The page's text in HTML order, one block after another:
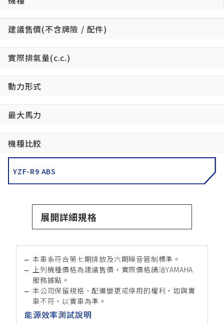
建議售價(不含牌險 / 配件)
實際排氣量(c.c.)
動力形式
最大馬力
機種比較
YZF-R9 ABS
展開詳細規格
本車系符合第七期排放及六期噪音管制標準。
上列機種價格為建議售價，實際價格請洽YAMAHA
服務據點。
本公司保留規格、配備變更或停用的權利，如與實
車不符，以實車為準。
能源效率測試說明